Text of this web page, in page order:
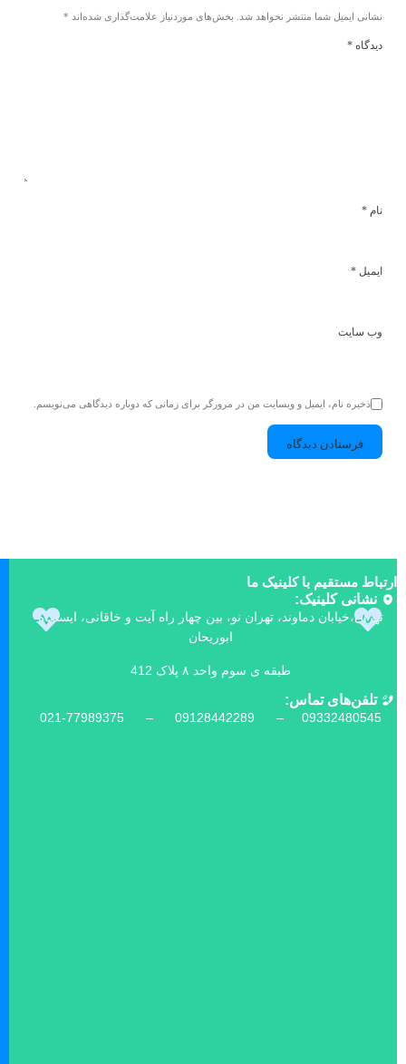
نشانی ایمیل شما منتشر نخواهد شد. بخش‌های موردنیاز علامت‌گذاری شده‌اند *
دیدگاه *
نام *
ایمیل *
وب‌ سایت
ذخیره نام، ایمیل و وبسایت من در مرورگر برای زمانی که دوباره دیدگاهی می‌نویسم.
ارتباط مستقیم با کلینیک ما
نشانی کلینیک:
تهران،خیابان دماوند، تهران نو، بین چهار راه آیت و خاقانی، ایستگاه
ابوریحان
طبقه ی سوم واحد ۸ پلاک 412
تلفن‌های تماس:
021-77989375 – 09128442289 – 09332480545